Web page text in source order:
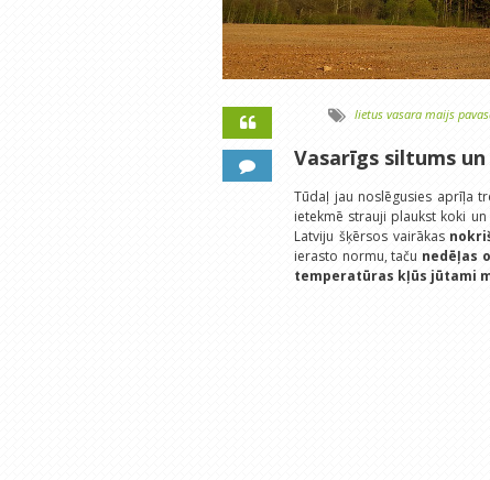
lietus vasara maijs
Vasarīgs siltums
Tūdaļ jau noslēgusies aprīļa
ietekmē strauji plaukst koki
Latviju šķērsos vairākas
ierasto normu, taču nedēļas
temperatūras kļūs jūtami